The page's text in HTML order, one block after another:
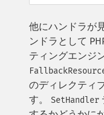
他にハンドラが
ンドラとして
ティングエンジ
のディレクティ
す。 SetHandler